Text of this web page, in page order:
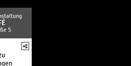
Montréal / Alisa Weilerstein /
Rafael Payare
Shaham / Matthias Pintscher
Bundesjugendorchester /
5